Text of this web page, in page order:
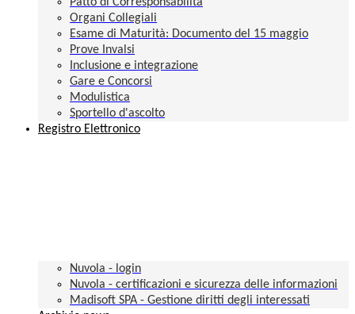
Patto di Corresponsabilità
Organi Collegiali
Esame di Maturità: Documento del 15 maggio
Prove Invalsi
Inclusione e integrazione
Gare e Concorsi
Modulistica
Sportello d'ascolto
Registro Elettronico
Nuvola - login
Nuvola - certificazioni e sicurezza delle informazioni
Madisoft SPA - Gestione diritti degli interessati